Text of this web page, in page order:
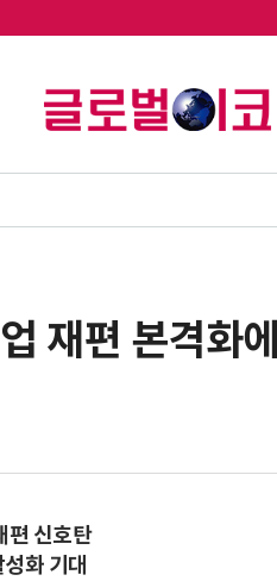
재편 본격화
편 신호탄
화 기대